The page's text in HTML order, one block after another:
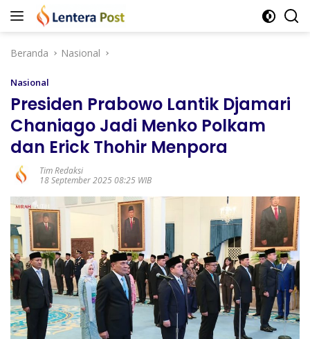
Langsung
Beranda
Nasional
Nasional
Presiden Prabowo Lantik Djamari
Chaniago Jadi Menko Polkam
dan Erick Thohir Menpora
Tim Redaksi
18 September 2025 08:25 WIB